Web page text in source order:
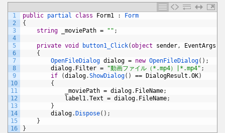
1
2
3
4
5
6
7
8
9
10
11
12
13
14
15
16
public partial class Form1 :
Form
{
string
_moviePath = "" ;
private void button1_Click(object sender, EventArgs
{
OpenFileDialog dialog = new OpenFileDialog( ) ;
dialog. Filter = "動画ファイル（*.mp4）|*.mp4" ;
if
(dialog.ShowDialog( ) == DialogResult .OK)
{
_moviePath = dialog. FileName;
label1.Text = dialog. FileName;
}
dialog. Dispose( ) ;
}
}